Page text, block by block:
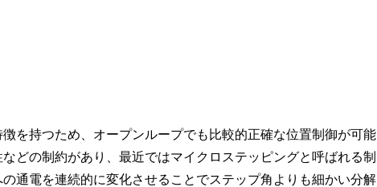
を持つため、オープンループでも比較的正確な位置制御が可能
どの制約があり、最近ではマイクロステッピングと呼ばれる制
通電を連続的に変化させることでステップ角よりも細かい分解